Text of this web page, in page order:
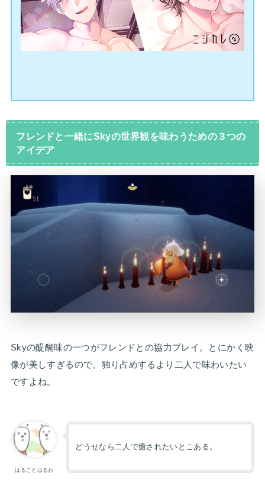
フレンドと一緒にSkyの世界観を味わうための３つの
アイデア
Skyの醍醐味の一つがフレンドとの協力プレイ。とにかく映
像が美しすぎるので、独り占めするより二人で味わいたい
ですよね。
はることはるお
どうせなら二人で癒されたいとこある。